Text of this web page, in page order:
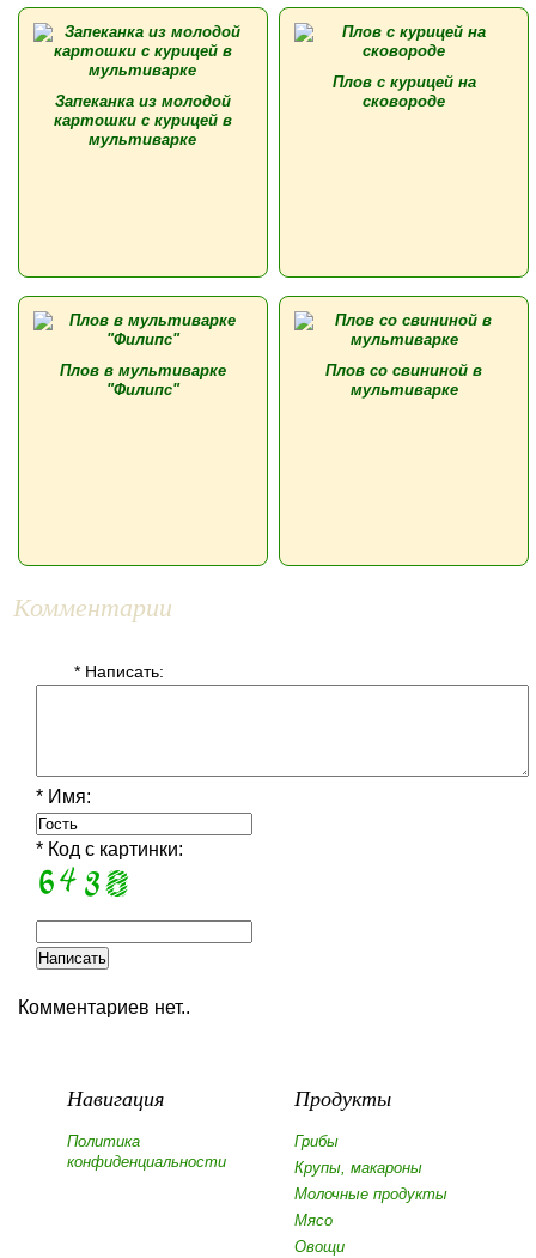
Запеканка из молодой
картошки с курицей в
мультиварке
Плов с курицей на
сковороде
Плов в мультиварке
"Филипс"
Плов со свининой в
мультиварке
Комментарии
* Написать:
* Имя:
* Код с картинки:
Комментариев нет..
Навигация
Политика
конфиденциальности
Продукты
Грибы
Крупы, макароны
Молочные продукты
Мясо
Овощи